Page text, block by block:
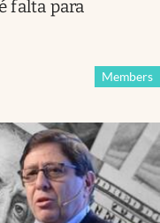
falta para
Members